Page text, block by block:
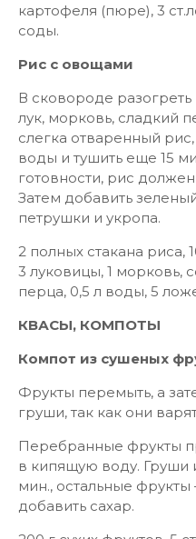
картофеля (пюре), 3
соды.
Рис с овощами
В сковороде
лук, морковь, сладкий
слегка отваренный
воды и тушить еще 15
готовности, рис
Затем добавить
петрушки и укропа.
2 полных стакана риса,
3 луковицы, 1 морковь,
перца, 0,5 л воды, 5
КВАСЫ, КОМПОТЫ
Компот из сушеных
Фрукты перемыть, а
груши, так как они
Перебранные фрукты
в кипящую воду. Груши
мин., остальные фрукты
добавить сахар.